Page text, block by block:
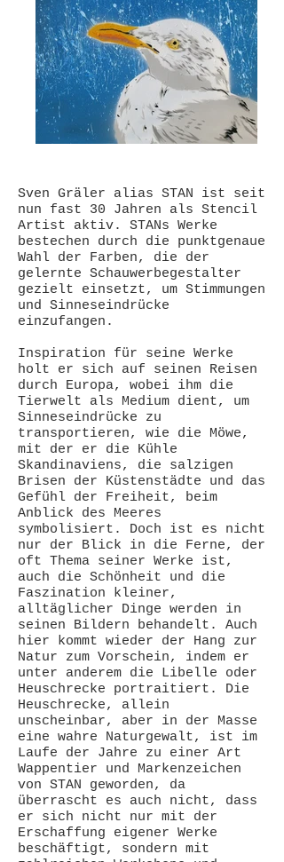
Sven Gräler alias STAN ist seit
nun fast 30 Jahren als Stencil
Artist aktiv. STANs Werke
bestechen durch die punktgenaue
Wahl der Farben, die der
gelernte Schauwerbegestalter
gezielt einsetzt, um Stimmungen
und Sinneseindrücke
einzufangen.
Inspiration für seine Werke
holt er sich auf seinen Reisen
durch Europa, wobei ihm die
Tierwelt als Medium dient, um
Sinneseindrücke zu
transportieren, wie die Möwe,
mit der er die Kühle
Skandinaviens, die salzigen
Brisen der Küstenstädte und das
Gefühl der Freiheit, beim
Anblick des Meeres
symbolisiert. Doch ist es nicht
nur der Blick in die Ferne, der
oft Thema seiner Werke ist,
auch die Schönheit und die
Faszination kleiner,
alltäglicher Dinge werden in
seinen Bildern behandelt. Auch
hier kommt wieder der Hang zur
Natur zum Vorschein, indem er
unter anderem die Libelle oder
Heuschrecke portraitiert. Die
Heuschrecke, allein
unscheinbar, aber in der Masse
eine wahre Naturgewalt, ist im
Laufe der Jahre zu einer Art
Wappentier und Markenzeichen
von STAN geworden, da
überrascht es auch nicht, dass
er sich nicht nur mit der
Erschaffung eigener Werke
beschäftigt, sondern mit